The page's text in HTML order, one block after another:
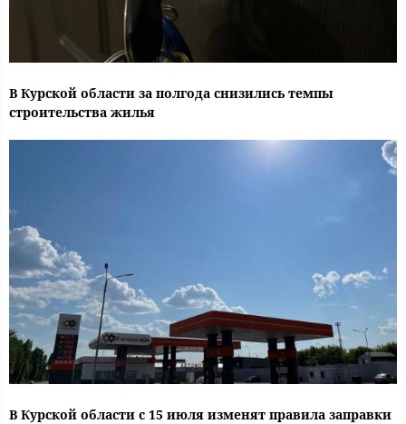
В Курской области за полгода снизились темпы
строительства жилья
В Курской области с 15 июля изменят правила заправки